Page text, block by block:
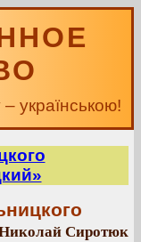
українською!
Сиротюк